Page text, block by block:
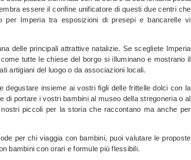
essere il confine unificatore di questi due centri che
Imperia tra esposizioni di presepi e bancarelle vi
delle principali attrattive natalizie. Se scegliete Imperia
tutte le chiese del borgo si illuminano e mostrano il
artigiani del luogo o da associazioni locali.
degustare insieme ai vostri figli delle frittelle dolci con la
di portare i vostri bambini al museo della stregoneria o al
piccoli per la storia che raccontano ma anche per
per chi viaggia con bambini, puoi valutare le proposte
bambini con orari e formule più flessibili.